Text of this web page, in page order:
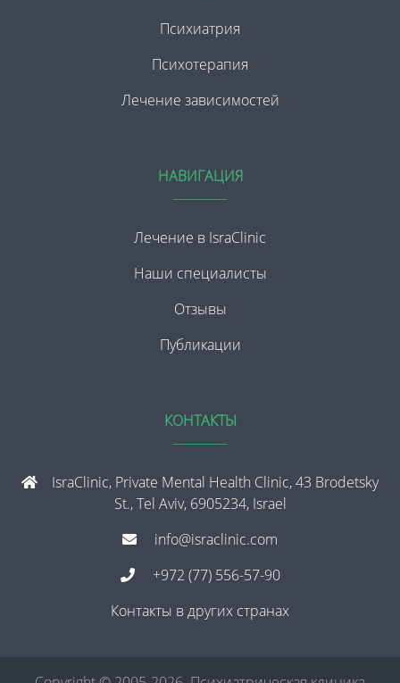
Психиатрия
Психотерапия
Лечение зависимостей
НАВИГАЦИЯ
Лечение в IsraClinic
Наши специалисты
Отзывы
Публикации
КОНТАКТЫ
IsraClinic, Private Mental Health Clinic, 43 Brodetsky
St., Tel Aviv, 6905234, Israel
info@israclinic.com
+972 (77) 556-57-90
Контакты в других странах